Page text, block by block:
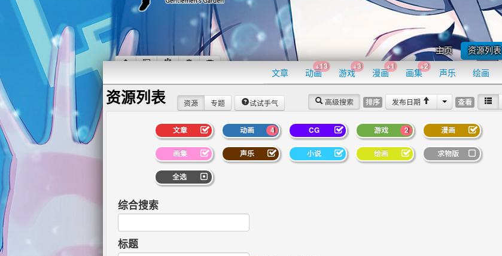
主页 资源列表
文章 动画
+13
游戏
+3
漫画
+1
画集
+2
声乐 绘画
资源列表 高级搜索 排序 发布日期 查看
资源 专题 试试手气
文章 4
动画 CG 2
游戏 漫画
画集 声乐 小说 绘画 求物版
全选
综合搜索
标题